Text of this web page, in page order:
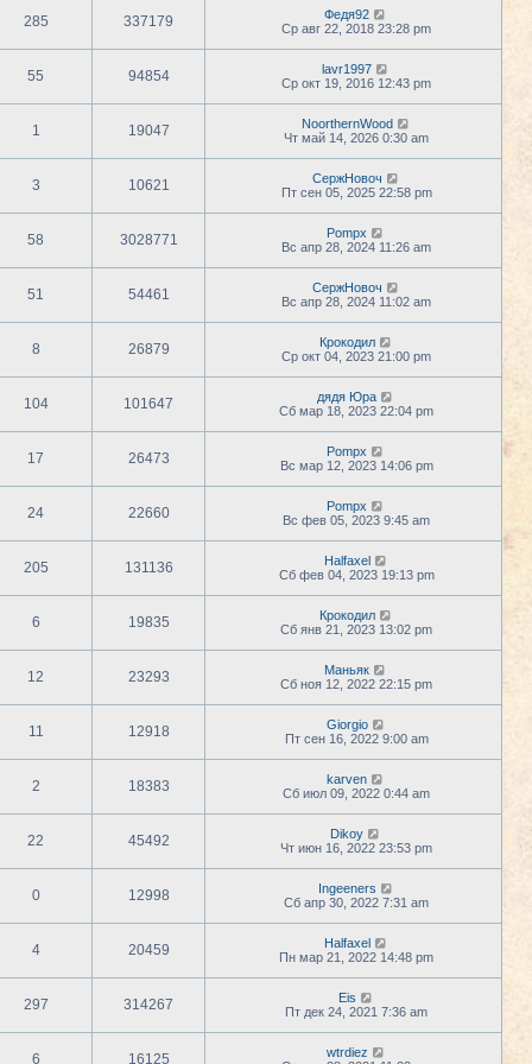
285 337179
Федя92
Ср авг 22, 2018 23:28 pm
55 94854
lavr1997
Ср окт 19, 2016 12:43 pm
1 19047
NoorthernWood
Чт май 14, 2026 0:30 am
3 10621
СержНовоч
Пт сен 05, 2025 22:58 pm
58 3028771
Pompx
Вс апр 28, 2024 11:26 am
51 54461
СержНовоч
Вс апр 28, 2024 11:02 am
8 26879
Крокодил
Ср окт 04, 2023 21:00 pm
104 101647
дядя Юра
Сб мар 18, 2023 22:04 pm
17 26473
Pompx
Вс мар 12, 2023 14:06 pm
24 22660
Pompx
Вс фев 05, 2023 9:45 am
205 131136
Halfaxel
Сб фев 04, 2023 19:13 pm
6 19835
Крокодил
Сб янв 21, 2023 13:02 pm
12 23293
Маньяк
Сб ноя 12, 2022 22:15 pm
11 12918
Giorgio
Пт сен 16, 2022 9:00 am
2 18383
karven
Сб июл 09, 2022 0:44 am
22 45492
Dikoy
Чт июн 16, 2022 23:53 pm
0 12998
Ingeeners
Сб апр 30, 2022 7:31 am
4 20459
Halfaxel
Пн мар 21, 2022 14:48 pm
297 314267
Eis
Пт дек 24, 2021 7:36 am
6 16125
wtrdiez